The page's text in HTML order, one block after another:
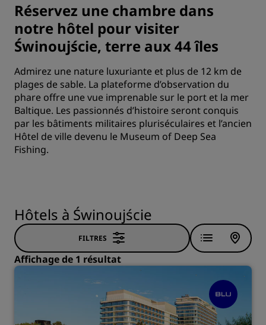
Réservez une chambre dans
notre hôtel pour visiter
Świnoujście, terre aux 44 îles
Admirez une nature luxuriante et plus de 12 km de
plages de sable. La plateforme d’observation du
phare offre une vue imprenable sur le port et la mer
Baltique. Les passionnés d’histoire seront conquis
par les bâtiments militaires pluriséculaires et l’ancien
Hôtel de ville devenu le Museum of Deep Sea
Fishing.
Hôtels à Świnoujście
FILTRES
Affichage de 1 résultat